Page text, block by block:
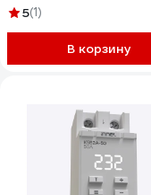
5(1)
В корзину